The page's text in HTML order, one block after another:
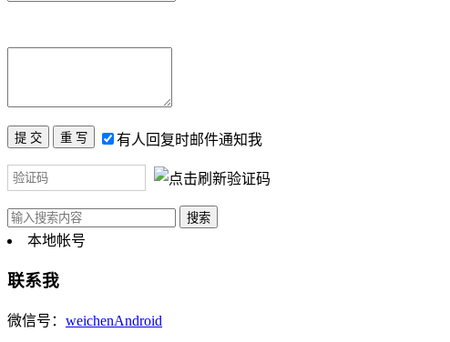
有人回复时邮件通知我
本地帐号
联系我
微信号： weichenAndroid